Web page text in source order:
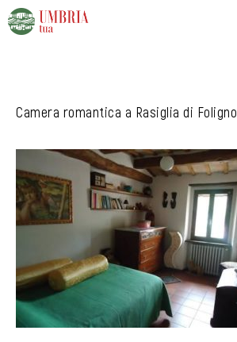
Vai
al
Camera romantica a Rasiglia di Foligno